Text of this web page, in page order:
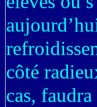
côté
cas,